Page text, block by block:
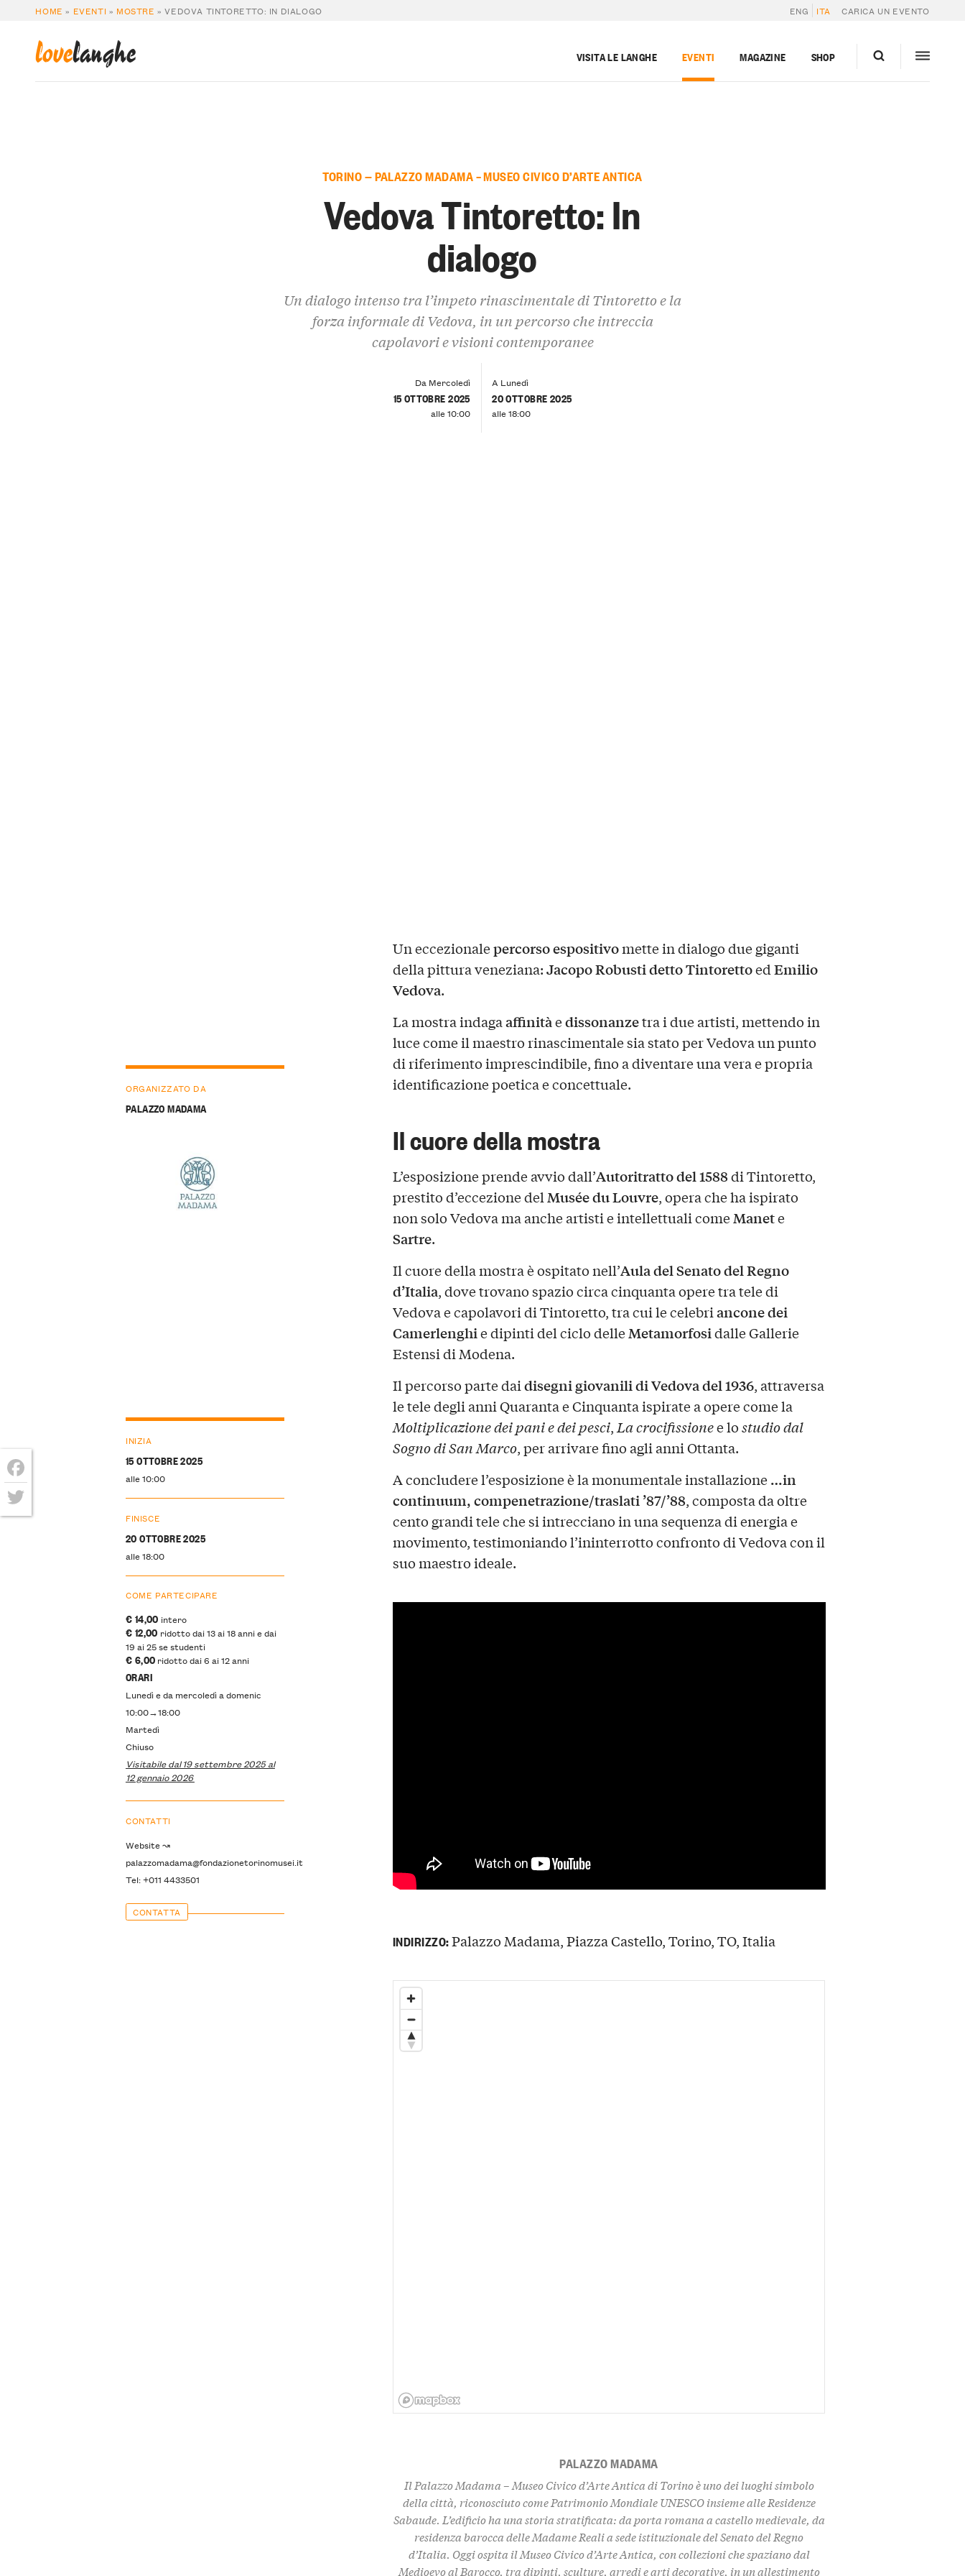
HOME » EVENTI » MOSTRE »VEDOVA TINTORETTO: IN DIALOGO ENG ITA CARICA UN EVENTO
lovelanghe VISITA LE LANGHE EVENTI MAGAZINE SHOP
TORINO — PALAZZO MADAMA – MUSEO CIVICO D’ARTE ANTICA
Vedova Tintoretto: In
dialogo
Un dialogo intenso tra l’impeto rinascimentale di Tintoretto e la
forza informale di Vedova, in un percorso che intreccia
capolavori e visioni contemporanee
Da Mercoledì
15 OTTOBRE 2025
alle 10:00
A Lunedì
20 OTTOBRE 2025
alle 18:00
Un eccezionalepercorso espositivomette in dialogo due giganti
della pittura veneziana:Jacopo Robusti detto TintorettoedEmilio
Vedova.
La mostra indagaaffinitàedissonanzetra i due artisti, mettendo in
luce come il maestro rinascimentale sia stato per Vedova un punto
di riferimento imprescindibile, fino a diventare una vera e propria
identificazione poetica e concettuale.
Il cuore della mostra
L’esposizione prende avvio dall’Autoritratto del 1588di Tintoretto,
prestito d’eccezione delMusée du Louvre, opera che ha ispirato
non solo Vedova ma anche artisti e intellettuali comeManete
Sartre.
Il cuore della mostra è ospitato nell’Aula del Senato del Regno
d’Italia, dove trovano spazio circa cinquanta opere tra tele di
Vedova e capolavori di Tintoretto, tra cui le celebriancone dei
Camerlenghie dipinti del ciclo delleMetamorfosidalle Gallerie
Estensi di Modena.
Il percorso parte daidisegni giovanili di Vedova del 1936, attraversa
le tele degli anni Quaranta e Cinquanta ispirate a opere come la
Moltiplicazione dei pani e dei pesci, La crocifissionee lostudio dal
Sogno di San Marco, per arrivare fino agli anni Ottanta.
A concludere l’esposizione è la monumentale installazione…in
continuum, compenetrazione/traslati ’87/’88, composta da oltre
cento grandi tele che si intrecciano in una sequenza di energia e
movimento, testimoniando l’ininterrotto confronto di Vedova con il
suo maestro ideale.
ORGANIZZATO DA
PALAZZO MADAMA
INIZIA
15 OTTOBRE 2025
alle 10:00
FINISCE
20 OTTOBRE 2025
alle 18:00
COME PARTECIPARE
€ 14,00 intero
€ 12,00 ridotto dai 13 ai 18 anni e dai
19 ai 25 se studenti
€ 6,00 ridotto dai 6 ai 12 anni
ORARI
Lunedì e da mercoledì a domenic
10:00→18:00
Martedì
Chiuso
Visitabile dal 19 settembre 2025 al
12 gennaio 2026
CONTATTI
Website ↝
palazzomadama@fondazionetorinomusei.it
Tel: +011 4433501
CONTATTA
INDIRIZZO:Palazzo Madama, Piazza Castello, Torino, TO, Italia
PALAZZO MADAMA
IlPalazzo Madama – Museo Civico d’Arte Antica di Torinoè uno dei luoghi simbolo
della città, riconosciuto come Patrimonio Mondiale UNESCO insieme alle Residenze
Sabaude. L’edificio ha una storia stratificata: da porta romana a castello medievale, da
residenza barocca delle Madame Reali a sede istituzionale del Senato del Regno
d’Italia. Oggi ospita ilMuseo Civico d’Arte Antica, con collezioni che spaziano dal
Medioevo al Barocco, tra dipinti, sculture, arredi e arti decorative, in un allestimento
Facebook
Twitter